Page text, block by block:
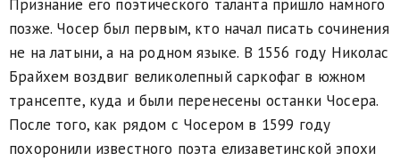
Признание его поэтического таланта пришло намного
позже. Чосер был первым, кто начал писать сочинения
не на латыни, а на родном языке. В 1556 году Николас
Брайхем воздвиг великолепный саркофаг в южном
трансепте, куда и были перенесены останки Чосера.
После того, как рядом с Чосером в 1599 году
похоронили известного поэта елизаветинской эпохи